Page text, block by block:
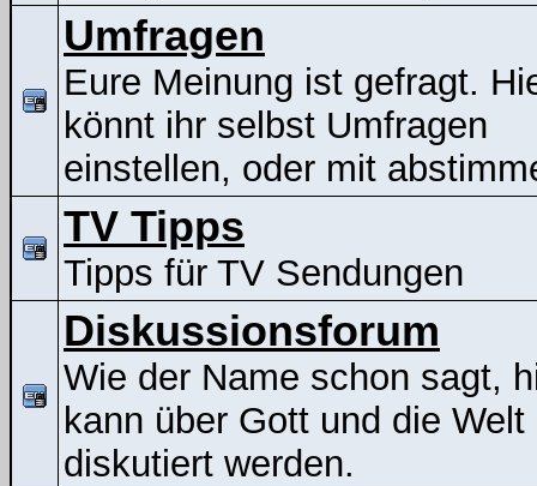
Umfragen
Eure Meinung ist gefragt.
könnt ihr selbst Umfragen
einstellen, oder mit
TV Tipps
Tipps für TV Sendungen
Diskussionsforum
Wie der Name schon sagt,
kann über Gott und die Welt
diskutiert werden.